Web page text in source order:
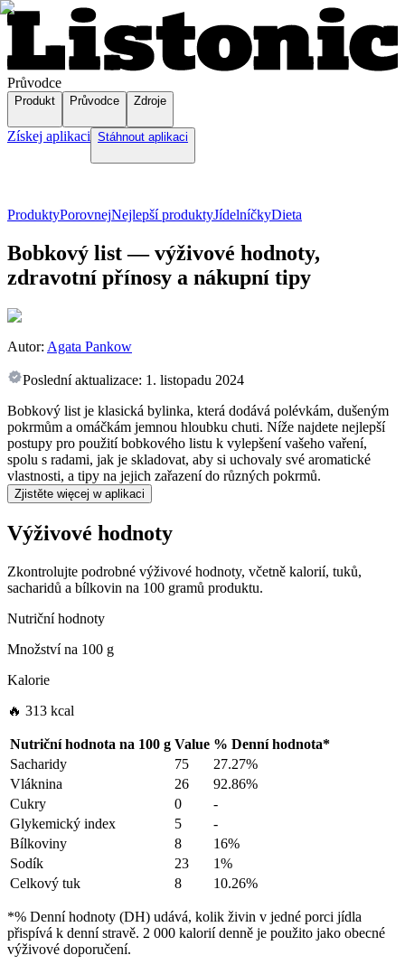
Průvodce
Produkt Průvodce Zdroje
Získej aplikaci Stáhnout aplikaci
ProduktyPorovnejNejlepší produktyJídelníčkyDieta
Bobkový list — výživové hodnoty,
zdravotní přínosy a nákupní tipy
Autor: Agata Pankow
Poslední aktualizace: 1. listopadu 2024
Bobkový list je klasická bylinka, která dodává polévkám, dušeným
pokrmům a omáčkám jemnou hloubku chuti. Níže najdete nejlepší
postupy pro použití bobkového listu k vylepšení vašeho vaření,
spolu s radami, jak je skladovat, aby si uchovaly své aromatické
vlastnosti, a tipy na jejich zařazení do různých pokrmů.
Zjistěte więcej w aplikaci
Výživové hodnoty
Zkontrolujte podrobné výživové hodnoty, včetně kalorií, tuků,
sacharidů a bílkovin na 100 gramů produktu.
Nutriční hodnoty
Množství na 100 g
Kalorie
🔥 313 kcal
Nutriční hodnota na 100 g Value % Denní hodnota*
Sacharidy
75
27.27%
Vláknina
26
92.86%
Cukry
0
-
Glykemický index
5
-
Bílkoviny
8
16%
Sodík
23
1%
Celkový tuk
8 10.26%
*% Denní hodnoty (DH) udává, kolik živin v jedné porci jídla
přispívá k denní stravě. 2 000 kalorií denně je použito jako obecné
výživové doporučení.